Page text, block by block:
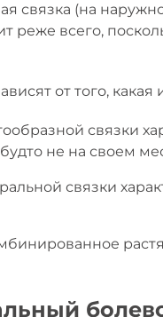
связка (на
реже всего,
от того,
связки
не на своем
связки